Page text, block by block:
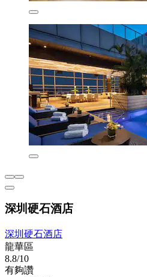
深圳硬石酒店
深圳硬石酒店
龍華區
8.8/10
有夠讚